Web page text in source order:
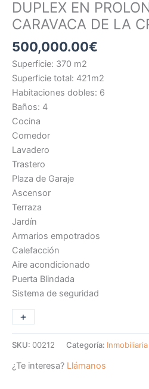
DUPLEX EN
CARAVACA DE LA
500,000.00€
Superficie: 370 m2
Superficie total: 421m2
Habitaciones dobles: 6
Baños: 4
Cocina
Comedor
Lavadero
Trastero
Plaza de Garaje
Ascensor
Terraza
Jardín
Armarios empotrados
Calefacción
Aire acondicionado
Puerta Blindada
Sistema de seguridad
-
+
SKU: 00212 Categoría: Inmobiliaria
¿Te interesa? Llámanos